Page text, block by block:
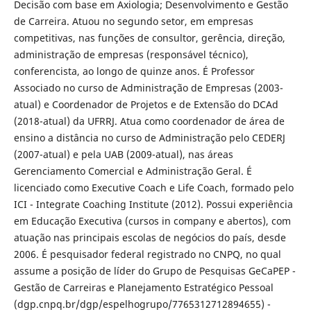
Decisão com base em Axiologia; Desenvolvimento e Gestão
de Carreira. Atuou no segundo setor, em empresas
competitivas, nas funções de consultor, gerência, direção,
administração de empresas (responsável técnico),
conferencista, ao longo de quinze anos. É Professor
Associado no curso de Administração de Empresas (2003-
atual) e Coordenador de Projetos e de Extensão do DCAd
(2018-atual) da UFRRJ. Atua como coordenador de área de
ensino a distância no curso de Administração pelo CEDERJ
(2007-atual) e pela UAB (2009-atual), nas áreas
Gerenciamento Comercial e Administração Geral. É
licenciado como Executive Coach e Life Coach, formado pelo
ICI - Integrate Coaching Institute (2012). Possui experiência
em Educação Executiva (cursos in company e abertos), com
atuação nas principais escolas de negócios do país, desde
2006. É pesquisador federal registrado no CNPQ, no qual
assume a posição de líder do Grupo de Pesquisas GeCaPEP -
Gestão de Carreiras e Planejamento Estratégico Pessoal
(dgp.cnpq.br/dgp/espelhogrupo/7765312712894655) -